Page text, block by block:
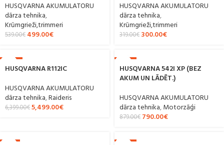
HUSQVARNA AKUMULATORU
dārza tehnika,
Krūmgrieži,trimmeri
539.00€ 499.00€
HUSQVARNA AKUMULATORU
dārza tehnika,
Krūmgrieži,trimmeri
319.00€ 300.00€
HUSQVARNA R112IC
HUSQVARNA AKUMULATORU
dārza tehnika,Raideris
6,399.00€5,499.00€
HUSQVARNA 542I XP (BEZ
AKUM UN LĀDĒT.)
HUSQVARNA AKUMULATORU
dārza tehnika,Motorzāģi
879.00€ 790.00€